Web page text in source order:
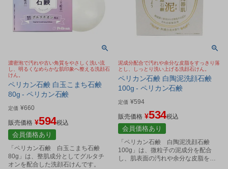
濃密泡で汚れや古い角質をやさしく洗い流
し、明るくなめらかな肌印象へ整える洗顔石
けん。
ペリカン石鹸 白玉こまち石鹸
80g - ペリカン石鹸
定価 ¥660
販売価格 ¥594税込
会員価格あり
「ペリカン石鹸 白玉こまち石鹸
80g」は、整肌成分としてグルタチ
オンを配合した洗顔石けんです。
泥成分配合で汚れや余分な皮脂をすっきり落
とし、しっとり洗い上げる洗顔石けん。
ペリカン石鹸 白陶泥洗顔石鹸
100g - ペリカン石鹸
定価 ¥594
販売価格 ¥534税込
会員価格あり
「ペリカン石鹸 白陶泥洗顔石鹸
100g」は、微粒子の泥成分を配合
し、肌表面の汚れや余分な皮脂をす